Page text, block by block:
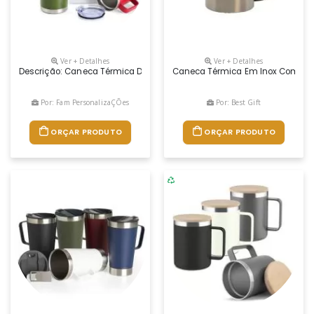
Ver + Detalhes
Descrição: Caneca Térmica De Inox 350ml Com Parede Dupla.
Por: Fam PersonalizaÇÕes
ORÇAR PRODUTO
Ver + Detalhes
Caneca Térmica Em Inox Com
Por: Best Gift
ORÇAR PRODUTO